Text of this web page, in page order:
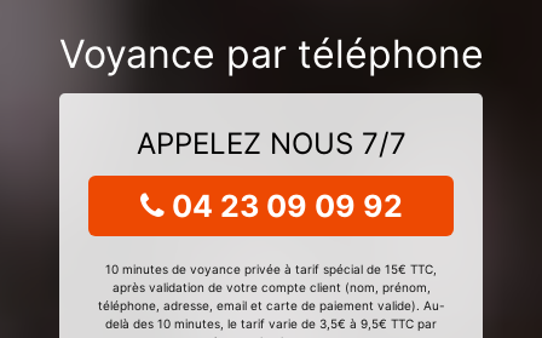
Voyance par téléphone
APPELEZ NOUS 7/7
04 23 09 09 92
10 minutes de voyance privée à tarif spécial de 15€ TTC,
après validation de votre compte client (nom, prénom,
téléphone, adresse, email et carte de paiement valide). Au-
delà des 10 minutes, le tarif varie de 3,5€ à 9,5€ TTC par